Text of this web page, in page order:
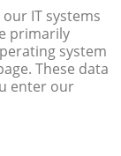
IT systems
primarily
system
These data
enter our